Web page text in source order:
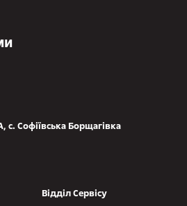
с. Софіївська Борщагівка
Відділ Сервісу